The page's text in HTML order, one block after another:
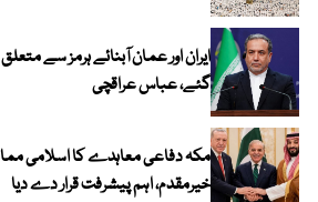
ایران اور عمان آبنائے ہرمز سے
گئے، عباس عراقچی
مکہ دفاعی معاہدے کا اسلامی
خیرمقدم، اہم پیشرفت قرار دے دیا